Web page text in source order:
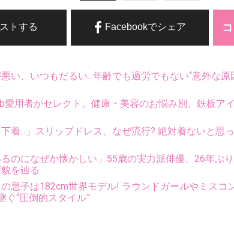
Facebookでシェア
トする
い、いつもだるい...年齢でも過労でもない“意外な原
用者がセレクト。健康・美容のお悩み別、鉄板ア
着...」スリップドレス、なぜ流行? 絶対着ないと思
のになぜか懐かしい」55歳の実力派俳優、26年ぶ
を辿る
息子は182cm世界モデル! ラウンドガールやミスコ
ぐ“圧倒的スタイル”